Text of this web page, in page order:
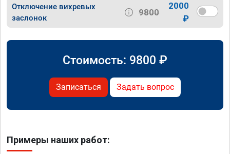
Отключение вихревых
заслонок
9800
2000
₽
Стоимость: 9800 ₽
Записаться Задать вопрос
Примеры наших работ: